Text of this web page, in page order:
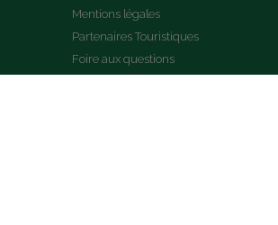
Mentions légales
Partenaires Touristiques
Foire aux questions